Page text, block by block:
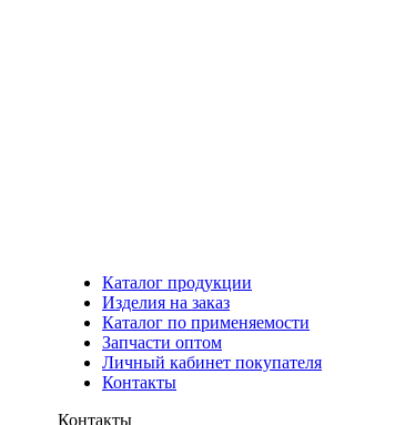
Каталог продукции
Изделия на заказ
Каталог по применяемости
Запчасти оптом
Личный кабинет покупателя
Контакты
Контакты